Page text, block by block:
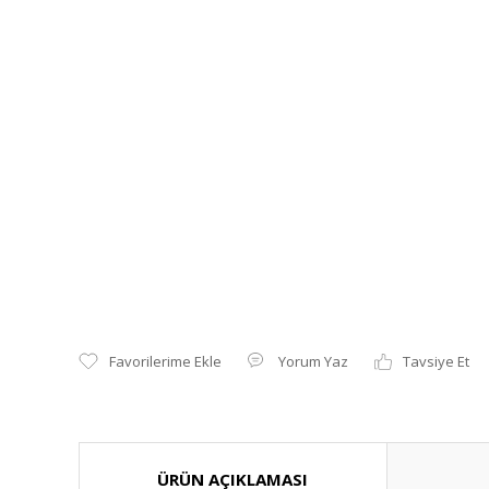
Yorum Yaz Tavsiye Et
ÜRÜN AÇIKLAMASI